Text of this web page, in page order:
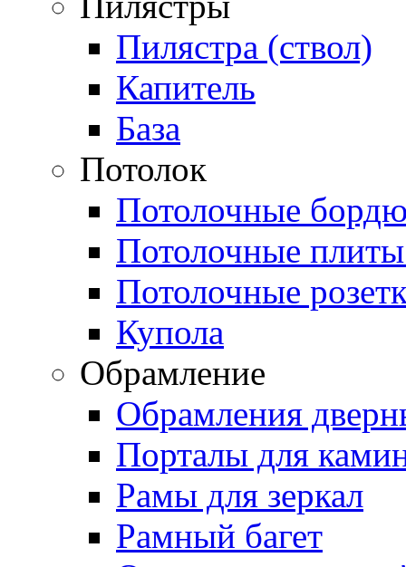
Пилястра (ствол)
Капитель
База
Потолок
Потолочные
Потолочные
Потолочные
Купола
Обрамление
Обрамления
Порталы для
Рамы для зеркал
Рамный багет